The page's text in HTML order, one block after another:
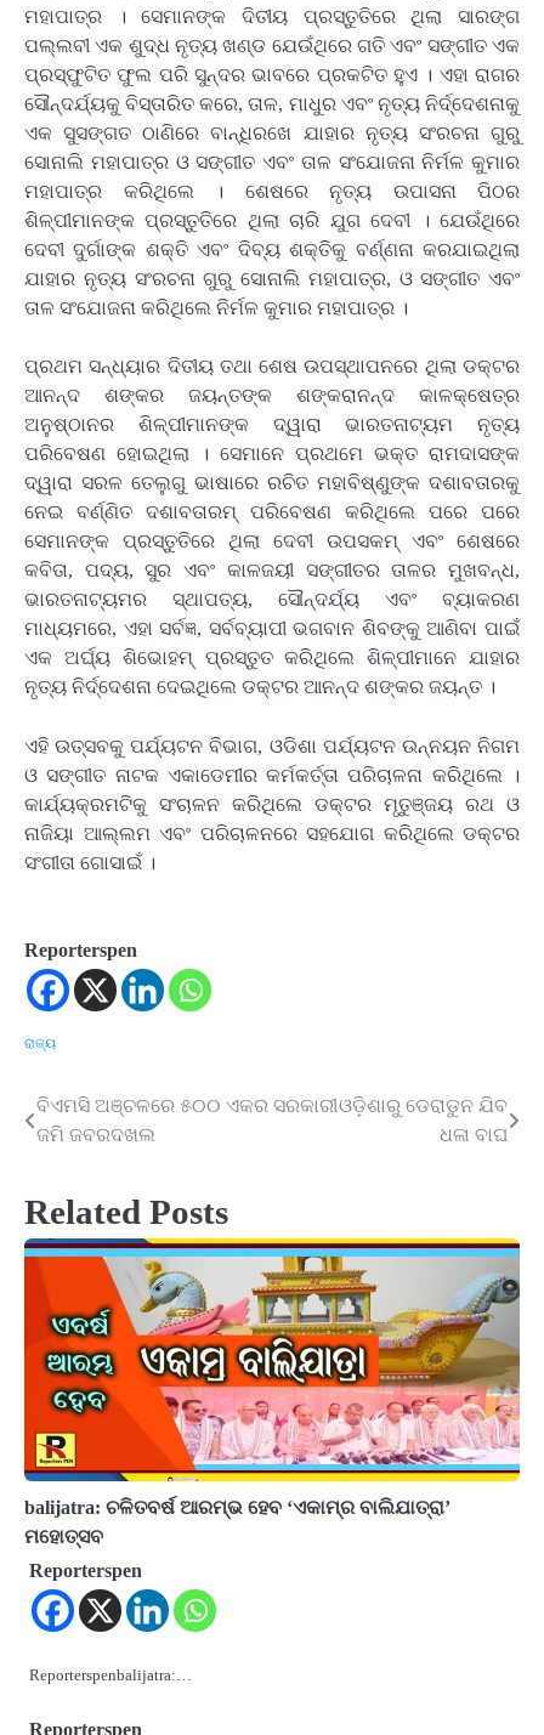
ମହାପାତ୍ର । ସେମାନଙ୍କ ଦିତୀୟ ପ୍ରସ୍ତୁତିରେ ଥିଲା ସାରଙ୍ଗ
ପଲ୍ଲବୀ ଏକ ଶୁଦ୍ଧ ନୃତ୍ୟ ଖଣ୍ଡ ଯେଉଁଥିରେ ଗତି ଏବଂ ସଙ୍ଗୀତ ଏକ
ପ୍ରସ୍ଫୁଟିତ ଫୁଲ ପରି ସୁନ୍ଦର ଭାବରେ ପ୍ରକଟିତ ହୁଏ । ଏହା ରାଗର
ସୌନ୍ଦର୍ଯ୍ୟକୁ ବିସ୍ତାରିତ କରେ, ତାଳ, ମାଧୁର ଏବଂ ନୃତ୍ୟ ନିର୍ଦ୍ଦେଶନାକୁ
ଏକ ସୁସଙ୍ଗତ ଠାଣିରେ ବାନ୍ଧିରଖେ ଯାହାର ନୃତ୍ୟ ସଂରଚନା ଗୁରୁ
ସୋନାଲି ମହାପାତ୍ର ଓ ସଙ୍ଗୀତ ଏବଂ ତାଳ ସଂଯୋଜନା ନିର୍ମଳ କୁମାର
ମହାପାତ୍ର କରିଥିଲେ । ଶେଷରେ ନୃତ୍ୟ ଉପାସନା ପିଠର
ଶିଳ୍ପୀମାନଙ୍କ ପ୍ରସ୍ତୁତିରେ ଥିଲା ଚାରି ଯୁଗ ଦେବୀ । ଯେଉଁଥିରେ
ଦେବୀ ଦୁର୍ଗାଙ୍କ ଶକ୍ତି ଏବଂ ଦିବ୍ୟ ଶକ୍ତିକୁ ବର୍ଣ୍ଣନା କରଯାଇଥିଲା
ଯାହାର ନୃତ୍ୟ ସଂରଚନା ଗୁରୁ ସୋନାଲି ମହାପାତ୍ର, ଓ ସଙ୍ଗୀତ ଏବଂ
ତାଳ ସଂଯୋଜନା କରିଥିଲେ ନିର୍ମଳ କୁମାର ମହାପାତ୍ର ।
ପ୍ରଥମ ସନ୍ଧ୍ୟାର ଦିତୀୟ ତଥା ଶେଷ ଉପସ୍ଥାପନରେ ଥିଲା ଡକ୍ଟର
ଆନନ୍ଦ ଶଙ୍କର ଜୟନ୍ତଙ୍କ ଶଙ୍କରାନନ୍ଦ କାଳକ୍ଷେତ୍ର
ଅନୁଷ୍ଠାନର ଶିଳ୍ପୀମାନଙ୍କ ଦ୍ୱାରା ଭାରତନାଟ୍ୟମ ନୃତ୍ୟ
ପରିବେଷଣ ହୋଇଥିଲା । ସେମାନେ ପ୍ରଥମେ ଭକ୍ତ ରାମଦାସଙ୍କ
ଦ୍ୱାରା ସରଳ ତେଲୁଗୁ ଭାଷାରେ ରଚିତ ମହାବିଷ୍ଣୁଙ୍କ ଦଶାବତାରକୁ
ନେଇ ବର୍ଣ୍ଣିତ ଦଶାବତାରମ୍ ପରିବେଷଣ କରିଥିଲେ ପରେ ପରେ
ସେମାନଙ୍କ ପ୍ରସ୍ତୁତିରେ ଥିଲା ଦେବୀ ଉପସକମ୍ ଏବଂ ଶେଷରେ
କବିତା, ପଦ୍ୟ, ସୁର ଏବଂ କାଳଜୟୀ ସଙ୍ଗୀତର ତାଳର ମୁଖବନ୍ଧ,
ଭାରତନାଟ୍ୟମର ସ୍ଥାପତ୍ୟ, ସୌନ୍ଦର୍ଯ୍ୟ ଏବଂ ବ୍ୟାକରଣ
ମାଧ୍ୟମରେ, ଏହା ସର୍ବଜ୍ଞ, ସର୍ବବ୍ୟାପୀ ଭଗବାନ ଶିବଙ୍କୁ ଆଣିବା ପାଇଁ
ଏକ ଅର୍ଘ୍ୟ ଶିଭୋହମ୍ ପ୍ରସ୍ତୁତ କରିଥିଲେ ଶିଳ୍ପୀମାନେ ଯାହାର
ନୃତ୍ୟ ନିର୍ଦ୍ଦେଶନା ଦେଇଥିଲେ ଡକ୍ଟର ଆନନ୍ଦ ଶଙ୍କର ଜୟନ୍ତ ।
ଏହି ଉତ୍ସବକୁ ପର୍ଯ୍ୟଟନ ବିଭାଗ, ଓଡିଶା ପର୍ଯ୍ୟଟନ ଉନ୍ନୟନ ନିଗମ
ଓ ସଙ୍ଗୀତ ନାଟକ ଏକାଡେମୀର କର୍ମକର୍ତ୍ତା ପରିଚାଳନା କରିଥିଲେ ।
କାର୍ଯ୍ୟକ୍ରମଟିକୁ ସଂଚାଳନ କରିଥିଲେ ଡକ୍ଟର ମୃତୁଞ୍ଜୟ ରଥ ଓ
ନାଜିୟା ଆଲ୍ଲମ ଏବଂ ପରିଚାଳନରେ ସହଯୋଗ କରିଥିଲେ ଡକ୍ଟର
ସଂଗୀତା ଗୋସାଇଁ ।
Reporterspen
ରାଜ୍ୟ
Post
ବିଏମସି ଅଞ୍ଚଳରେ ୫୦୦ ଏକର ସରକାରୀ
ଜମି ଜବରଦଖଲ
ଓଡ଼ିଶାରୁ ଡେରାଡୁନ ଯିବ
ଧଳା ବାଘ
Related Posts
balijatra: ଚଳିତବର୍ଷ ଆରମ୍ଭ ହେବ ‘ଏକାମ୍ର ବାଲିଯାତ୍ରା’
ମହୋତ୍ସବ
Reporterspen
Reporterspenbalijatra:…
Reporterspen